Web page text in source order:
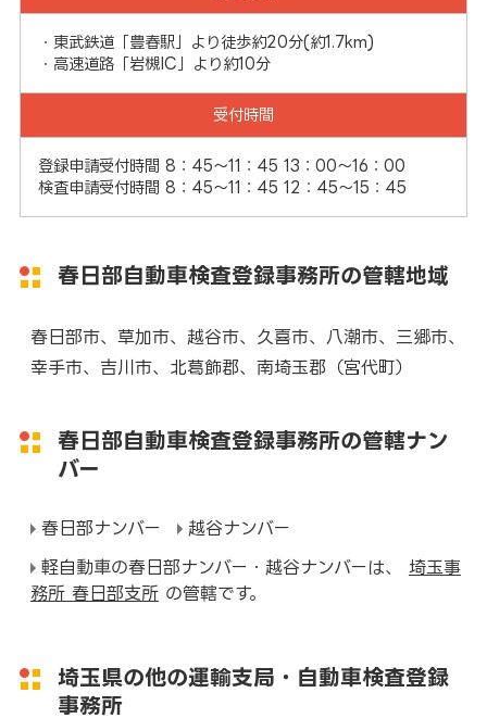
・東武鉄道「豊春駅」より徒歩約20分(約1.7km)
・高速道路「岩槻IC」より約10分
受付時間
登録申請受付時間 8：45～11：45 13：00～16：00
検査申請受付時間 8：45～11：45 12：45～15：45
春日部自動車検査登録事務所の管轄地域
春日部市、草加市、越谷市、久喜市、八潮市、三郷市、
幸手市、吉川市、北葛飾郡、南埼玉郡（宮代町）
春日部自動車検査登録事務所の管轄ナン
バー
春日部ナンバー
越谷ナンバー
軽自動車の春日部ナンバー・越谷ナンバーは、 埼玉事
務所 春日部支所の管轄です。
埼玉県の他の運輸支局・自動車検査登録
事務所